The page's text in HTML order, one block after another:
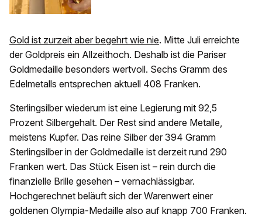
Gold ist zurzeit aber begehrt wie nie. Mitte Juli erreichte
der Goldpreis ein Allzeithoch. Deshalb ist die Pariser
Goldmedaille besonders wertvoll. Sechs Gramm des
Edelmetalls entsprechen aktuell 408 Franken.
Sterlingsilber wiederum ist eine Legierung mit 92,5
Prozent Silbergehalt. Der Rest sind andere Metalle,
meistens Kupfer. Das reine Silber der 394 Gramm
Sterlingsilber in der Goldmedaille ist derzeit rund 290
Franken wert. Das Stück Eisen ist – rein durch die
finanzielle Brille gesehen – vernachlässigbar.
Hochgerechnet beläuft sich der Warenwert einer
goldenen Olympia-Medaille also auf knapp 700 Franken.